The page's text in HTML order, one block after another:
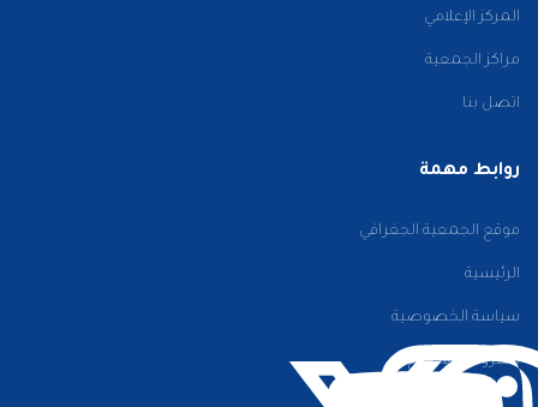
المركز الإعلامي
مراكز الجمعية
اتصل بنا
روابط مهمة
موقع الجمعية الجغرافي
الرئيسية
سياسة الخصوصية
الشروط والأحكام